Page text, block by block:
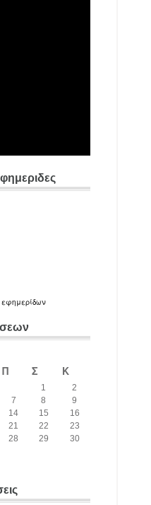
Π Σ Κ
1
2
7 8
9
14 15
16
21 22
23
28 29
30